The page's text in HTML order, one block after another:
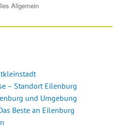
Allgemein
– Standort Eilenburg
und Umgebung
Beste an Eilenburg